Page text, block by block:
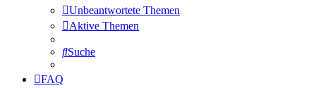
Unbeantwortete Themen
Aktive Themen
Suche
FAQ